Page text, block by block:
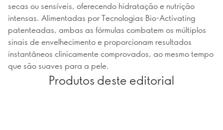
secas ou sensíveis, oferecendo hidratação e nutrição
intensas. Alimentadas por Tecnologias Bio-Activating
patenteadas, ambas as fórmulas combatem os múltiplos
sinais de envelhecimento e proporcionam resultados
instantâneos clinicamente comprovados, ao mesmo tempo
que são suaves para a pele.
Produtos deste editorial